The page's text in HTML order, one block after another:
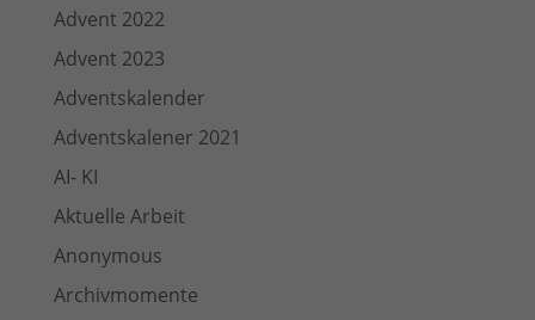
Advent 2022
Advent 2023
Adventskalender
Adventskalener 2021
AI- KI
Aktuelle Arbeit
Anonymous
Archivmomente